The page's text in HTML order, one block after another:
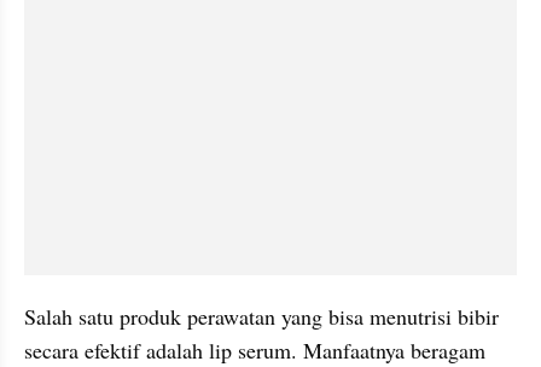
Salah satu produk perawatan yang bisa menutrisi bibir
secara efektif adalah lip serum. Manfaatnya beragam